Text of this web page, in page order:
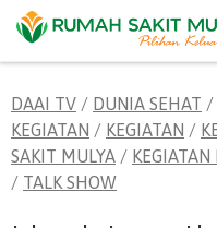
Skip to content
DAAI TV / DUNIA SEHAT /
KEGIATAN / KEGIATAN /
SAKIT MULYA /
/ TALK SHOW